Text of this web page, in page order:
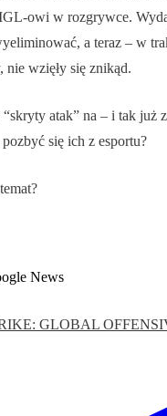
owi w rozgrywce.
a teraz – w
nie wzięły się znikąd.
atak” na – i tak
się ich z esportu?
News
GLOBAL